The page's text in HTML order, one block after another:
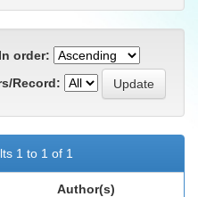
In order:
Record:
1 to 1 of 1
Author(s)